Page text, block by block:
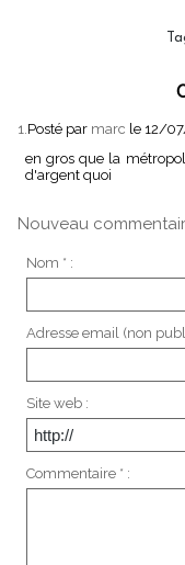
1.Posté par marc le 12/
en gros que la
d'argent quoi
Nouveau
Nom * :
Adresse email (non
Site web :
Commentaire * :